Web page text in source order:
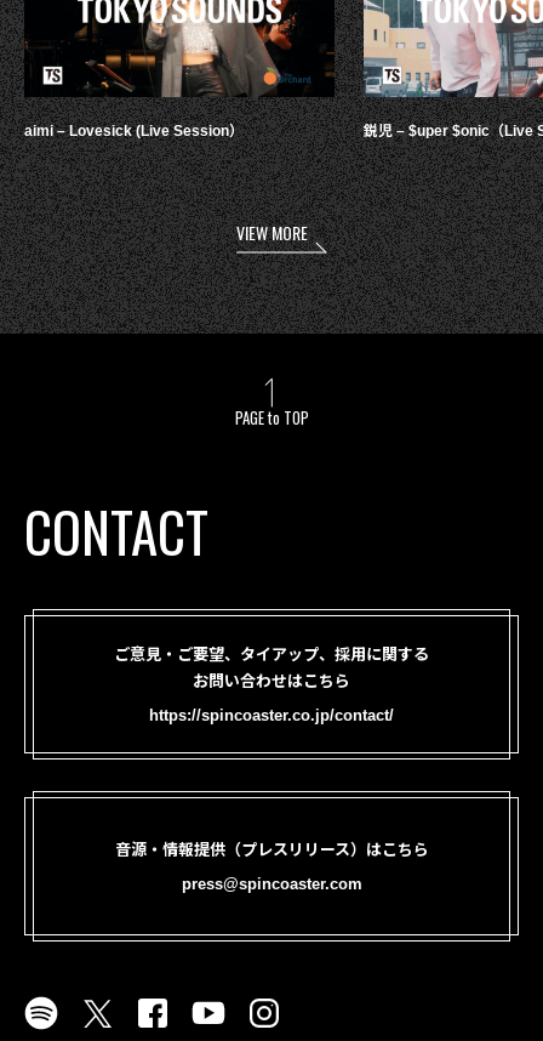
aimi – Lovesick (Live Session） 鋭児 – $uper $onic（Live
VIEW MORE
PAGE to TOP
CONTACT
ご意見・ご要望、タイアップ、採用に関する
お問い合わせはこちら
https://spincoaster.co.jp/contact/
音源・情報提供（プレスリリース）はこちら
press@spincoaster.com